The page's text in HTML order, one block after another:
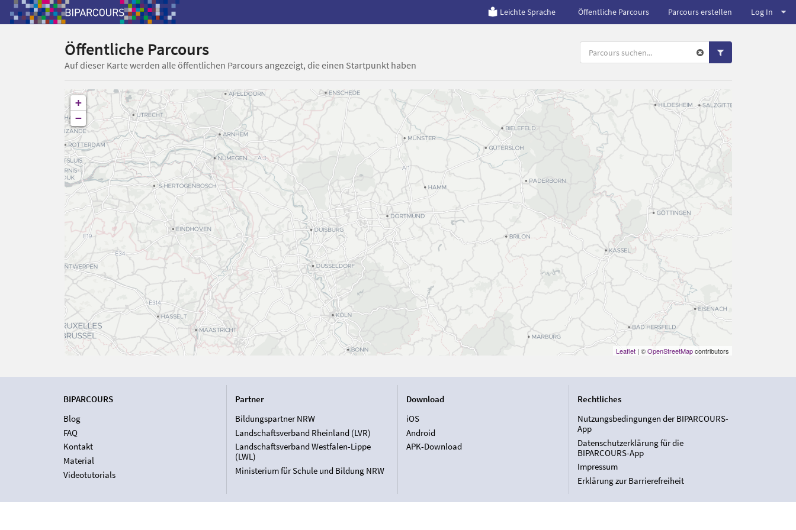
Leichte Sprache Öffentliche Parcours Parcours erstellen Log In
Öffentliche Parcours
Auf dieser Karte werden alle öffentlichen Parcours angezeigt, die einen Startpunkt haben
+
−
Leaflet| ©OpenStreetMapcontributors
BIPARCOURS
Blog
FAQ
Kontakt
Material
Videotutorials
Partner
Bildungspartner NRW
Landschaftsverband Rheinland (LVR)
Landschaftsverband Westfalen-Lippe
(LWL)
Ministerium für Schule und Bildung NRW
Download
iOS
Android
APK-Download
Rechtliches
Nutzungsbedingungen der BIPARCOURS-
App
Datenschutzerklärung für die
BIPARCOURS-App
Impressum
Erklärung zur Barrierefreiheit